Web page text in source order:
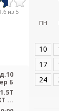
из 5
Б
...
ПН
10
17
24